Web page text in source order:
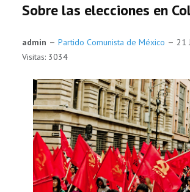
Sobre las elecciones en
admin Partido Comunista de México
21
Visitas: 3034